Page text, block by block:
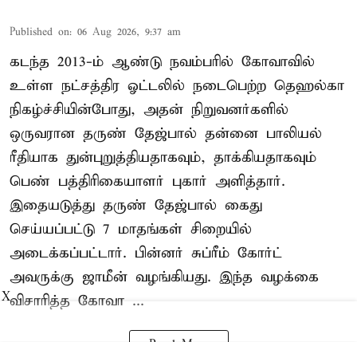
Published on: 06 Aug 2026, 9:37 am
கடந்த 2013-ம் ஆண்டு நவம்பரில் கோவாவில்
உள்ள நட்சத்திர ஓட்டலில் நடைபெற்ற தெஹல்கா
நிகழ்ச்சியின்போது, அதன் நிறுவனர்களில்
ஒருவரான தருண் தேஜ்பால் தன்னை பாலியல்
ரீதியாக துன்புறுத்தியதாகவும், தாக்கியதாகவும்
பெண் பத்திரிகையாளர் புகார் அளித்தார்.
இதையடுத்து தருண் தேஜ்பால் கைது
செய்யப்பட்டு 7 மாதங்கள் சிறையில்
அடைக்கப்பட்டார். பின்னர் சுப்ரீம் கோர்ட்
அவருக்கு ஜாமீன் வழங்கியது. இந்த வழக்கை
விசாரித்த கோவா ...
X